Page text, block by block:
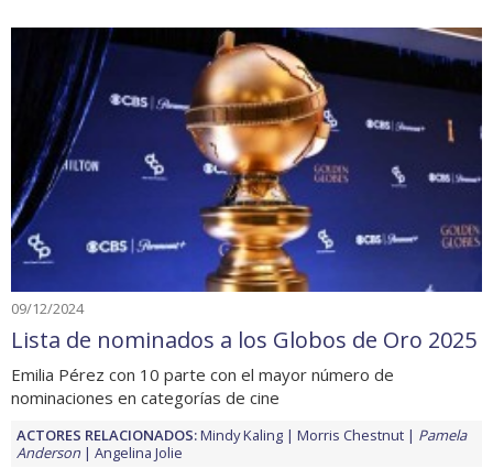
09/12/2024
Lista de nominados a los Globos de Oro 2025
Emilia Pérez con 10 parte con el mayor número de
nominaciones en categorías de cine
ACTORES RELACIONADOS:Mindy Kaling Morris Chestnut
Pamela
Anderson
Angelina Jolie